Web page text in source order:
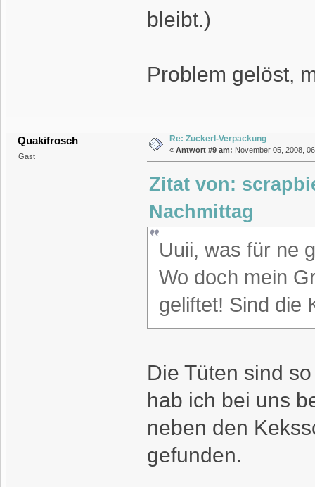
bleibt.)
Problem gelöst,
Quakifrosch
Gast
Re: Zuckerl-Verpackung
« Antwort #9 am: November 05, 2008,
Zitat von:
Nachmittag
Uuii, was für ne
Wo doch mein
geliftet! Sind die
Die Tüten sind
hab ich bei uns
neben den
gefunden.